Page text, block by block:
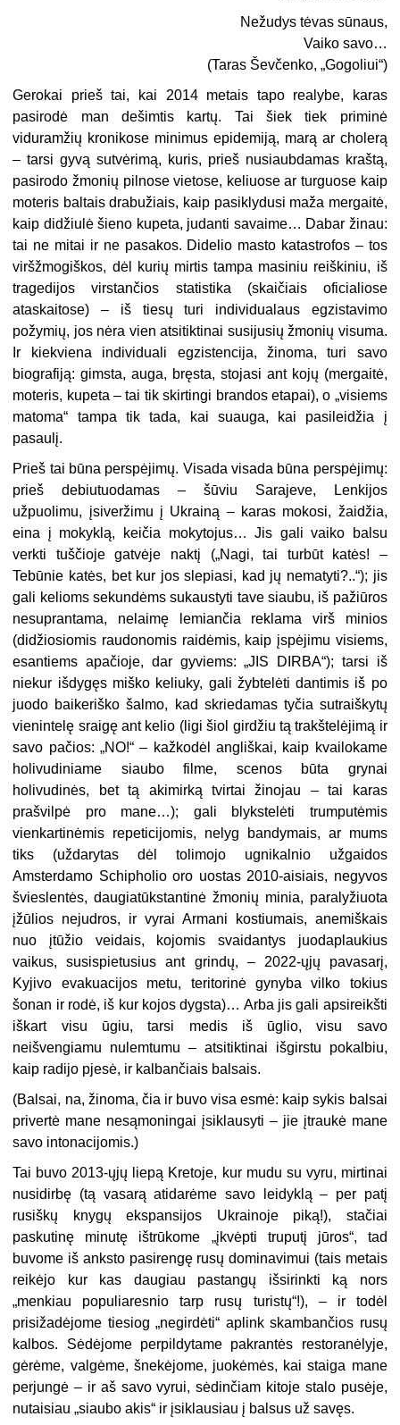
Nežudys tėvas sūnaus,
Vaiko savo…
(Taras Ševčenko, „Gogoliui“)
Gerokai prieš tai, kai 2014 metais tapo realybe, karas
pasirodė man dešimtis kartų. Tai šiek tiek priminė
viduramžių kronikose minimus epidemiją, marą ar cholerą
– tarsi gyvą sutvėrimą, kuris, prieš nusiaubdamas kraštą,
pasirodo žmonių pilnose vietose, keliuose ar turguose kaip
moteris baltais drabužiais, kaip pasiklydusi maža mergaitė,
kaip didžiulė šieno kupeta, judanti savaime… Dabar žinau:
tai ne mitai ir ne pasakos. Didelio masto katastrofos – tos
viršžmogiškos, dėl kurių mirtis tampa masiniu reiškiniu, iš
tragedijos virstančios statistika (skaičiais oficialiose
ataskaitose) – iš tiesų turi individualaus egzistavimo
požymių, jos nėra vien atsitiktinai susijusių žmonių visuma.
Ir kiekviena individuali egzistencija, žinoma, turi savo
biografiją: gimsta, auga, bręsta, stojasi ant kojų (mergaitė,
moteris, kupeta – tai tik skirtingi brandos etapai), o „visiems
matoma“ tampa tik tada, kai suauga, kai pasileidžia į
pasaulį.
Prieš tai būna perspėjimų. Visada visada būna perspėjimų:
prieš debiutuodamas – šūviu Sarajeve, Lenkijos
užpuolimu, įsiveržimu į Ukrainą – karas mokosi, žaidžia,
eina į mokyklą, keičia mokytojus… Jis gali vaiko balsu
verkti tuščioje gatvėje naktį („Nagi, tai turbūt katės! –
Tebūnie katės, bet kur jos slepiasi, kad jų nematyti?..“); jis
gali kelioms sekundėms sukaustyti tave siaubu, iš pažiūros
nesuprantama, nelaimę lemiančia reklama virš minios
(didžiosiomis raudonomis raidėmis, kaip įspėjimu visiems,
esantiems apačioje, dar gyviems: „JIS DIRBA“); tarsi iš
niekur išdygęs miško keliuky, gali žybtelėti dantimis iš po
juodo baikeriško šalmo, kad skriedamas tyčia sutraiškytų
vienintelę sraigę ant kelio (ligi šiol girdžiu tą trakštelėjimą ir
savo pačios: „NO!“ – kažkodėl angliškai, kaip kvailokame
holivudiniame siaubo filme, scenos būta grynai
holivudinės, bet tą akimirką tvirtai žinojau – tai karas
prašvilpė pro mane…); gali blykstelėti trumputėmis
vienkartinėmis repeticijomis, nelyg bandymais, ar mums
tiks (uždarytas dėl tolimojo ugnikalnio užgaidos
Amsterdamo Schipholio oro uostas 2010-aisiais, negyvos
švieslentės, daugiatūkstantinė žmonių minia, paralyžiuota
įžūlios nejudros, ir vyrai Armani kostiumais, anemiškais
nuo įtūžio veidais, kojomis svaidantys juodaplaukius
vaikus, susispietusius ant grindų, – 2022-ųjų pavasarį,
Kyjivo evakuacijos metu, teritorinė gynyba vilko tokius
šonan ir rodė, iš kur kojos dygsta)… Arba jis gali apsireikšti
iškart visu ūgiu, tarsi medis iš ūglio, visu savo
neišvengiamu nulemtumu – atsitiktinai išgirstu pokalbiu,
kaip radijo pjesė, ir kalbančiais balsais.
(Balsai, na, žinoma, čia ir buvo visa esmė: kaip sykis balsai
privertė mane nesąmoningai įsiklausyti – jie įtraukė mane
savo intonacijomis.)
Tai buvo 2013-ųjų liepą Kretoje, kur mudu su vyru, mirtinai
nusidirbę (tą vasarą atidarėme savo leidyklą – per patį
rusiškų knygų ekspansijos Ukrainoje piką!), stačiai
paskutinę minutę ištrūkome „įkvėpti truputį jūros“, tad
buvome iš anksto pasirengę rusų dominavimui (tais metais
reikėjo kur kas daugiau pastangų išsirinkti ką nors
„menkiau populiaresnio tarp rusų turistų“!), – ir todėl
prisižadėjome tiesiog „negirdėti“ aplink skambančios rusų
kalbos. Sėdėjome perpildytame pakrantės restoranėlyje,
gėrėme, valgėme, šnekėjome, juokėmės, kai staiga mane
perjungė – ir aš savo vyrui, sėdinčiam kitoje stalo pusėje,
nutaisiau „siaubo akis“ ir įsiklausiau į balsus už savęs.